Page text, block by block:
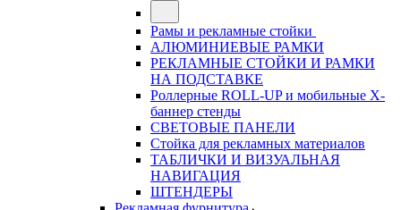
Рамы и рекламные стойки
АЛЮМИНИЕВЫЕ РАМКИ
РЕКЛАМНЫЕ СТОЙКИ И РАМКИ
НА ПОДСТАВКЕ
Роллерные ROLL-UP и мобильные X-
баннер стенды
СВЕТОВЫЕ ПАНЕЛИ
Стойка для рекламных материалов
ТАБЛИЧКИ И ВИЗУАЛЬНАЯ
НАВИГАЦИЯ
ШТЕНДЕРЫ